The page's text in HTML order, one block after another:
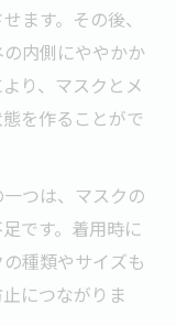
ます。その後、
内側にややかか
り、マスクとメ
を作ることがで
つは、マスクの
です。着用時に
種類やサイズも
につながりま